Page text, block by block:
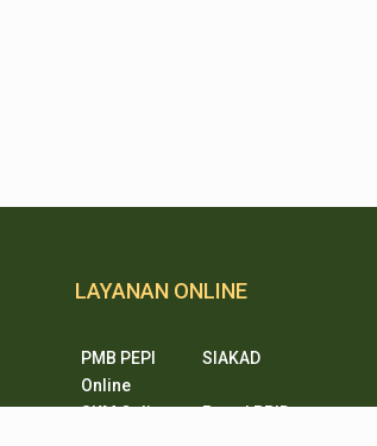
LAYANAN ONLINE
PMB PEPI
Online
SIAKAD
SKM Online
Portal PPID